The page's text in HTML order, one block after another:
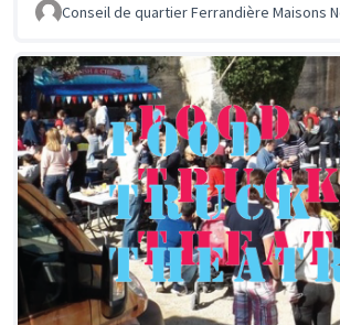
Conseil de quartier Ferrandière Maisons